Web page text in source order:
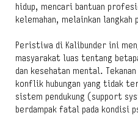
hidup, mencari bantuan
kelemahan, melainkan
Peristiwa di Kalibunder ini
masyarakat luas tentang
dan kesehatan mental.
konflik hubungan yang tidak
sistem pendukung (support
berdampak fatal pada kondisi